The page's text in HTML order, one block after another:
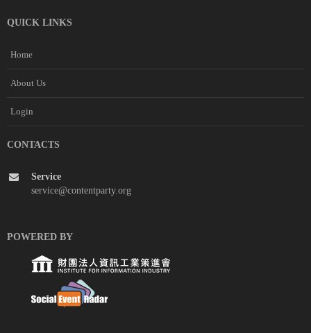
QUICK LINKS
Home
About Us
Login
CONTACTS
Service
service@contentparty.org
POWERED BY